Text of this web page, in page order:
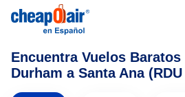
Encuentra Vuelos
Durham a Santa Ana